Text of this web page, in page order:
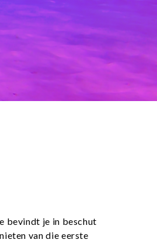
bevindt je in beschut
van die eerste